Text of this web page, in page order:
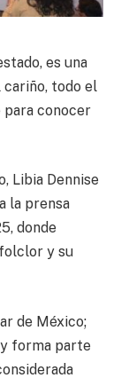
es una
todo el
para conocer
Libia Dennise
la prensa
donde
y su
de México;
forma parte